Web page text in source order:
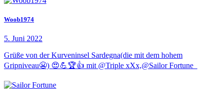
Woob1974
5. Juni 2022
Grüße von der Kurveninsel Sardegna(die mit dem hohem
Gripniveau😬) 😍💪🏆👍 mit @Triple xXx,@Sailor Fortune